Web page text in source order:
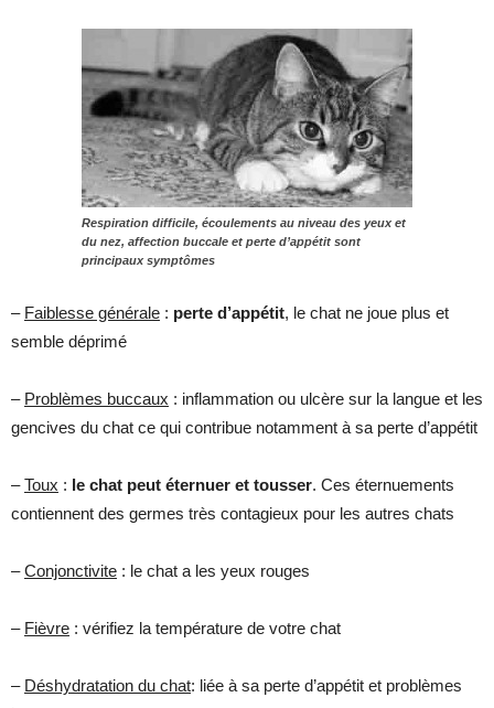
Respiration difficile, écoulements au niveau des yeux et
du nez, affection buccale et perte d’appétit sont
principaux symptômes
– Faiblesse générale : perte d’appétit, le chat ne joue plus et
semble déprimé
– Problèmes buccaux : inflammation ou ulcère sur la langue et les
gencives du chat ce qui contribue notamment à sa perte d’appétit
–Toux : le chat peut éternuer et tousser. Ces éternuements
contiennent des germes très contagieux pour les autres chats
–Conjonctivite : le chat a les yeux rouges
– Fièvre : vérifiez la température de votre chat
– Déshydratation du chat: liée à sa perte d’appétit et problèmes